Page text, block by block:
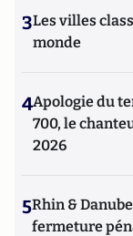
3Les villes
monde
4Apologie du
700, le
2026
5Rhin &
fermeture